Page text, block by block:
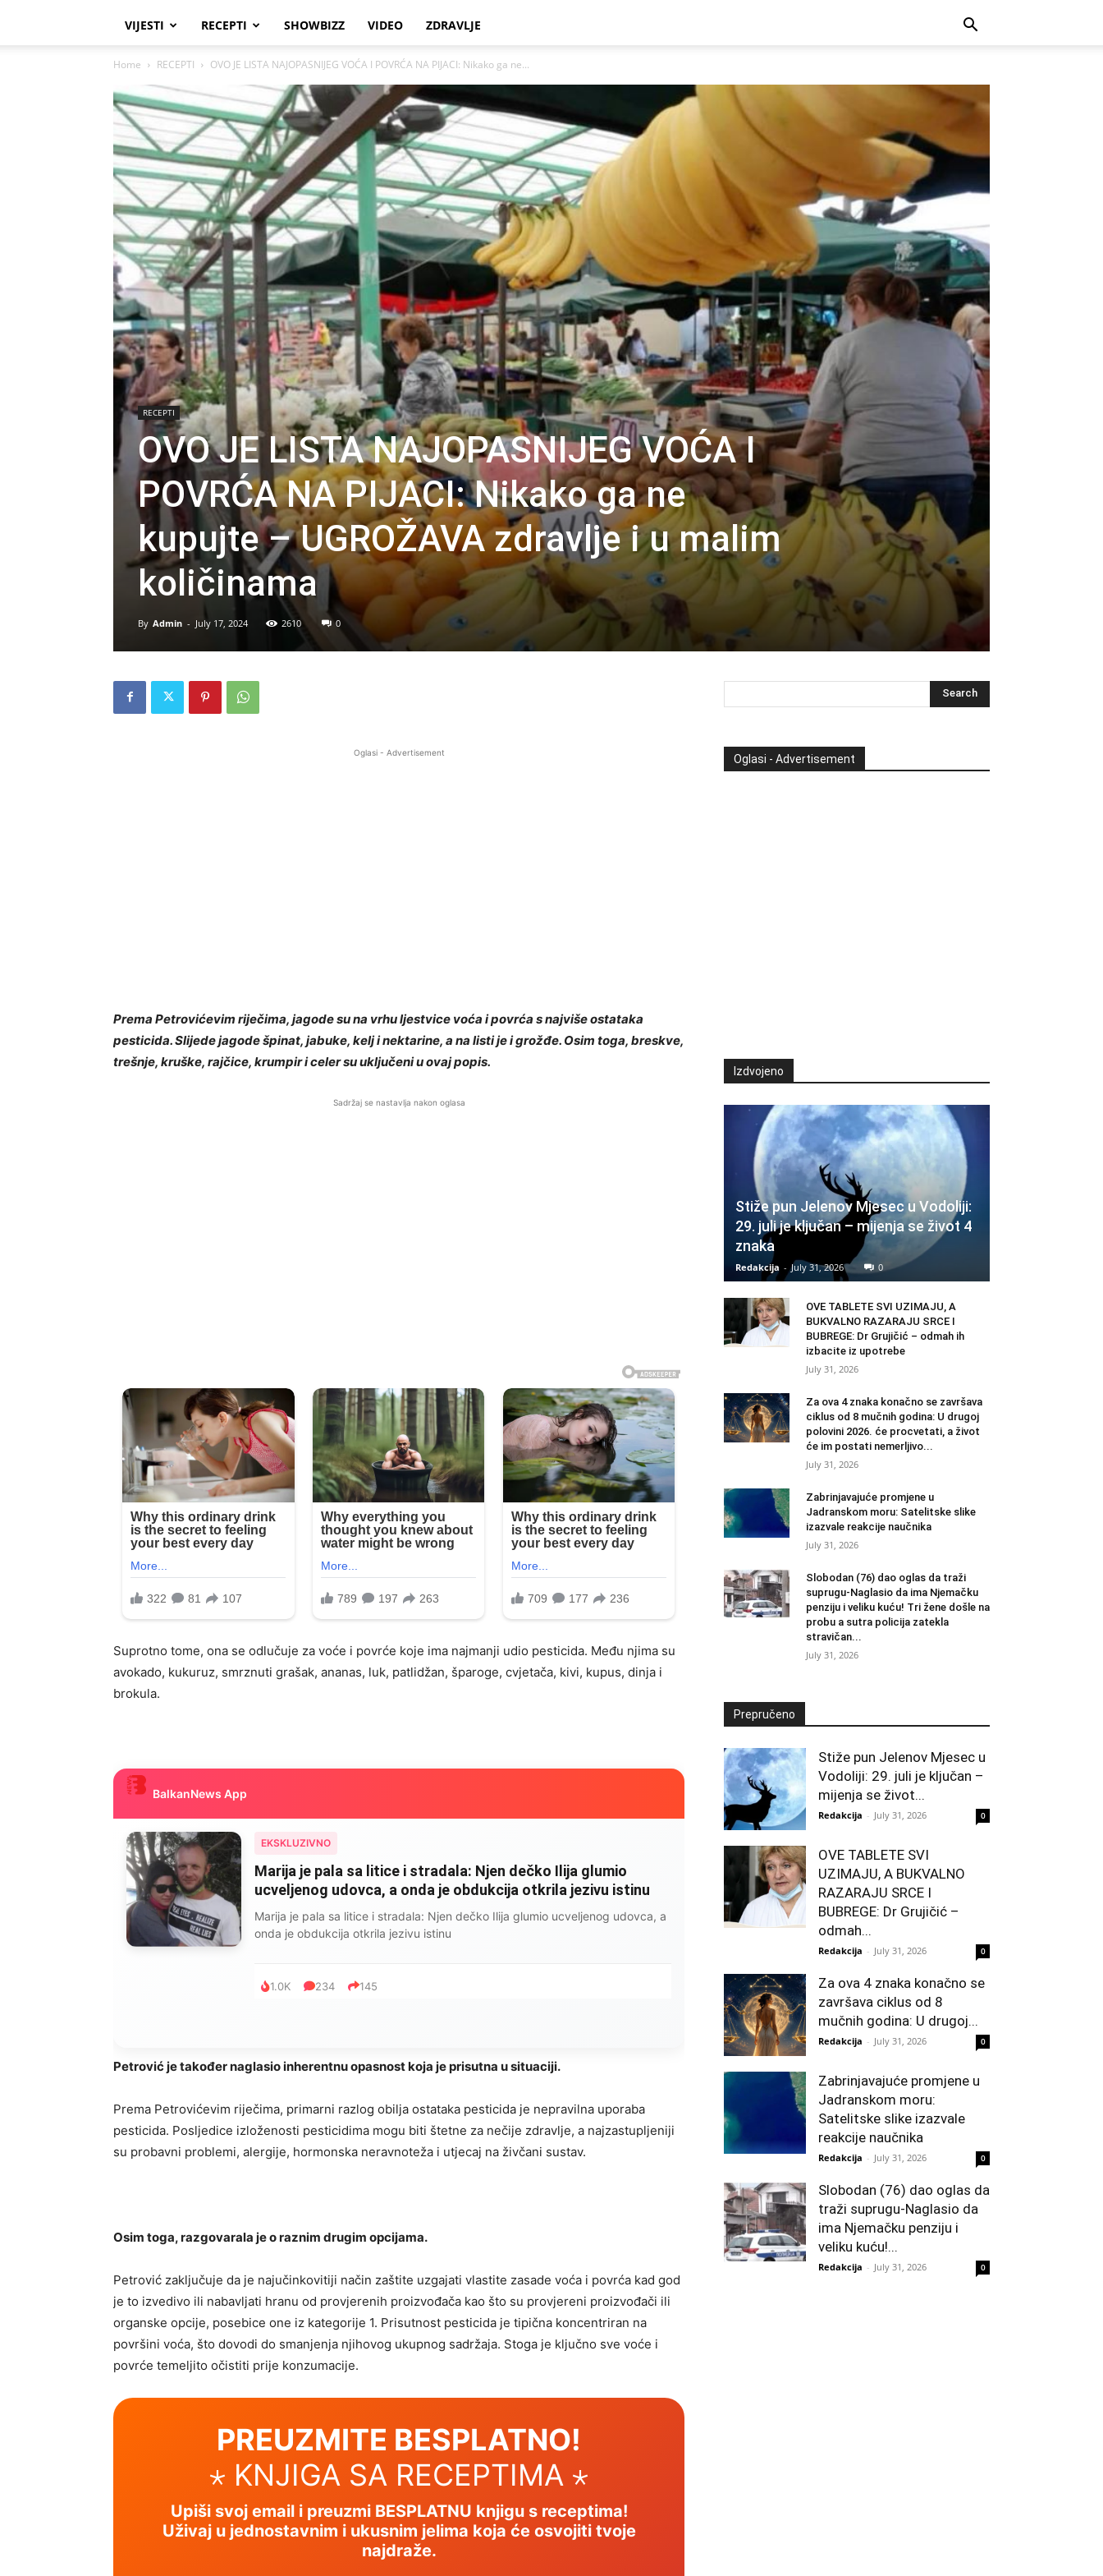
VIJESTI RECEPTI SHOWBIZZ VIDEO ZDRAVLJE
Home RECEPTI OVO JE LISTA NAJOPASNIJEG VOĆA I POVRĆA NA PIJACI: Nikako ga ne...
RECEPTI
OVO JE LISTA NAJOPASNIJEG VOĆA I
POVRĆA NA PIJACI: Nikako ga ne
kupujte – UGROŽAVA zdravlje i u malim
količinama
By Admin - July 17, 2024 2610 0
Oglasi - Advertisement
Prema Petrovićevim riječima, jagode su na vrhu ljestvice voća i povrća s najviše ostataka
pesticida. Slijede jagode špinat, jabuke, kelj i nektarine, a na listi je i grožđe. Osim toga, breskve,
trešnje, kruške, rajčice, krumpir i celer su uključeni u ovaj popis.
Sadržaj se nastavlja nakon oglasa
Suprotno tome, ona se odlučuje za voće i povrće koje ima najmanji udio pesticida. Među njima su
avokado, kukuruz, smrznuti grašak, ananas, luk, patlidžan, šparoge, cvjetača, kivi, kupus, dinja i
brokula.
BalkanNews App
EKSKLUZIVNO
Marija je pala sa litice i stradala: Njen dečko Ilija glumio
ucveljenog udovca, a onda je obdukcija otkrila jezivu istinu
Marija je pala sa litice i stradala: Njen dečko Ilija glumio ucveljenog udovca, a
onda je obdukcija otkrila jezivu istinu
1.0K 234 145
Petrović je također naglasio inherentnu opasnost koja je prisutna u situaciji.
Prema Petrovićevim riječima, primarni razlog obilja ostataka pesticida je nepravilna uporaba
pesticida. Posljedice izloženosti pesticidima mogu biti štetne za nečije zdravlje, a najzastupljeniji
su probavni problemi, alergije, hormonska neravnoteža i utjecaj na živčani sustav.
Osim toga, razgovarala je o raznim drugim opcijama.
Petrović zaključuje da je najučinkovitiji način zaštite uzgajati vlastite zasade voća i povrća kad god
je to izvedivo ili nabavljati hranu od provjerenih proizvođača kao što su provjereni proizvođači ili
organske opcije, posebice one iz kategorije 1. Prisutnost pesticida je tipična koncentriran na
površini voća, što dovodi do smanjenja njihovog ukupnog sadržaja. Stoga je ključno sve voće i
povrće temeljito očistiti prije konzumacije.
PREUZMITE BESPLATNO!
⋆ KNJIGA SA RECEPTIMA ⋆
Upiši svoj email i preuzmi BESPLATNU knjigu s receptima!
Uživaj u jednostavnim i ukusnim jelima koja će osvojiti tvoje
najdraže.
Oglasi - Advertisement
Izdvojeno
Stiže pun Jelenov Mjesec u Vodoliji:
29. juli je ključan – mijenja se život 4
znaka
Redakcija - July 31, 2026 0
OVE TABLETE SVI UZIMAJU, A
BUKVALNO RAZARAJU SRCE I
BUBREGE: Dr Grujičić – odmah ih
izbacite iz upotrebe
July 31, 2026
Za ova 4 znaka konačno se završava
ciklus od 8 mučnih godina: U drugoj
polovini 2026. će procvetati, a život
će im postati nemerljivo...
July 31, 2026
Zabrinjavajuće promjene u
Jadranskom moru: Satelitske slike
izazvale reakcije naučnika
July 31, 2026
Slobodan (76) dao oglas da traži
suprugu-Naglasio da ima Njemačku
penziju i veliku kuću! Tri žene došle na
probu a sutra policija zatekla
stravičan...
July 31, 2026
Prepručeno
Stiže pun Jelenov Mjesec u
Vodoliji: 29. juli je ključan –
mijenja se život...
Redakcija - July 31, 2026 0
OVE TABLETE SVI
UZIMAJU, A BUKVALNO
RAZARAJU SRCE I
BUBREGE: Dr Grujičić –
odmah...
Redakcija - July 31, 2026 0
Za ova 4 znaka konačno se
završava ciklus od 8
mučnih godina: U drugoj...
Redakcija - July 31, 2026 0
Zabrinjavajuće promjene u
Jadranskom moru:
Satelitske slike izazvale
reakcije naučnika
Redakcija - July 31, 2026 0
Slobodan (76) dao oglas da
traži suprugu-Naglasio da
ima Njemačku penziju i
veliku kuću!...
Redakcija - July 31, 2026 0